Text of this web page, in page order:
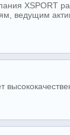
XSPORT
ведущим